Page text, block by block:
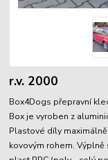
r.v. 2000
Box4Dogs přepravní
Box je vyroben z
Plastové díly
kovovým rohem.